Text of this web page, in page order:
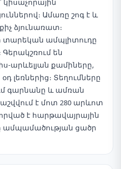
Ամառը շոգ է և
ձյունառատ։
տարեկան ամպլիտուդը
Գերակշռում են
արևելյան քամիները,
լեռներից։ Տեղումները
գարնանը և ամռան
է մոտ 280 արևոտ
է հարթավայրային
ամպամածության ցածր